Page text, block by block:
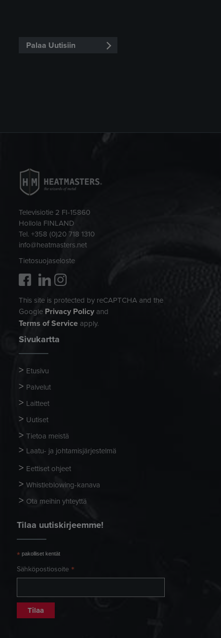
Palaa Uutisiin
Televisiotie 2 FI-15860
Hollola FINLAND
Tel. +358 (0)20 718 1310
info@heatmasters.net
Tietosuojaseloste
This site is protected by reCAPTCHA and the
Google Privacy Policyand
Terms of Serviceapply.
Sivukartta
Etusivu
Palvelut
Laitteet
Uutiset
Tietoa meistä
Laatu- ja johtamisjärjestelmä
Eettiset ohjeet
Whistleblowing-kanava
Ota meihin yhteyttä
Tilaa uutiskirjeemme!
* pakolliset kentät
Sähköpostiosoite *